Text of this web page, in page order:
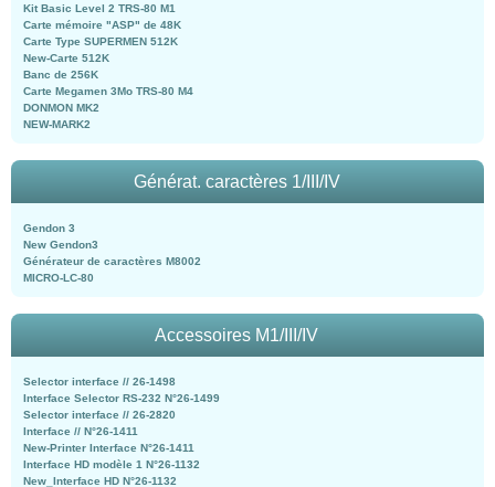
Kit Basic Level 2 TRS-80 M1
Carte mémoire "ASP" de 48K
Carte Type SUPERMEN 512K
New-Carte 512K
Banc de 256K
Carte Megamen 3Mo TRS-80 M4
DONMON MK2
NEW-MARK2
Générat. caractères 1/III/IV
Gendon 3
New Gendon3
Générateur de caractères M8002
MICRO-LC-80
Accessoires M1/III/IV
Selector interface // 26-1498
Interface Selector RS-232 N°26-1499
Selector interface // 26-2820
Interface // N°26-1411
New-Printer Interface N°26-1411
Interface HD modèle 1 N°26-1132
New_Interface HD N°26-1132